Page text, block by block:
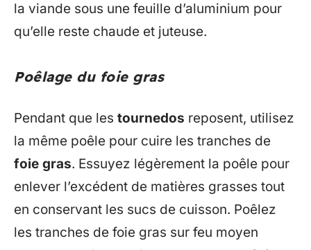
la viande sous une feuille d’aluminium pour
qu’elle reste chaude et juteuse.
Poêlage du foie gras
Pendant que les tournedos reposent, utilisez
la même poêle pour cuire les tranches de
foie gras. Essuyez légèrement la poêle pour
enlever l’excédent de matières grasses tout
en conservant les sucs de cuisson. Poêlez
les tranches de foie gras sur feu moyen